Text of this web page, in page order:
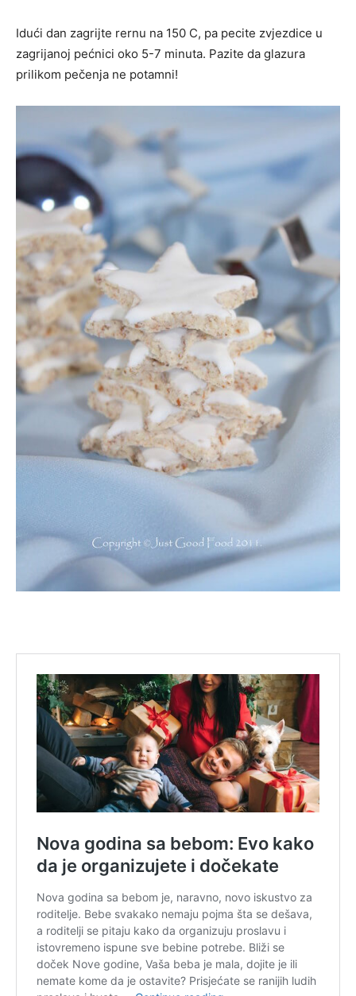
Idući dan zagrijte rernu na 150 C, pa pecite zvjezdice u
zagrijanoj pećnici oko 5-7 minuta. Pazite da glazura
prilikom pečenja ne potamni!